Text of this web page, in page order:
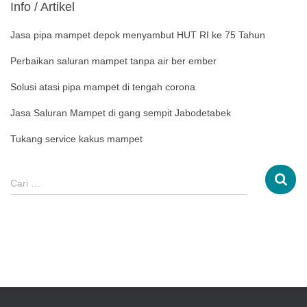
Info / Artikel
Jasa pipa mampet depok menyambut HUT RI ke 75 Tahun
Perbaikan saluran mampet tanpa air ber ember
Solusi atasi pipa mampet di tengah corona
Jasa Saluran Mampet di gang sempit Jabodetabek
Tukang service kakus mampet
Cari …